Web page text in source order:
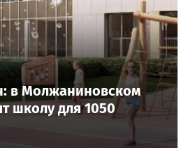
в Молжаниновском
школу для 1050